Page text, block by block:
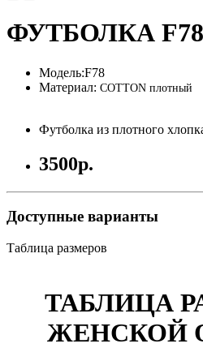
ФУТБОЛКА F78
Модель:F78
Материал: COTTON плотный
Футболка из плотного
3500р.
Доступные варианты
Таблица размеров
ТАБЛИЦА
ЖЕНСКОЙ